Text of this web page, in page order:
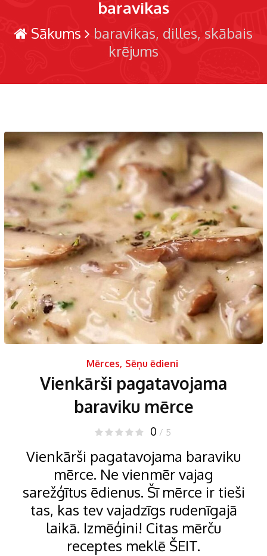
baravikas
Sākums baravikas dilles skābais
krējums
Mērces, Sēņu ēdieni
Vienkārši pagatavojama
baraviku mērce
0 / 5
Vienkārši pagatavojama baraviku
mērce. Ne vienmēr vajag
sarežģītus ēdienus. Šī mērce ir tieši
tas, kas tev vajadzīgs rudenīgajā
laikā. Izmēģini! Citas mērču
receptes meklē ŠEIT.